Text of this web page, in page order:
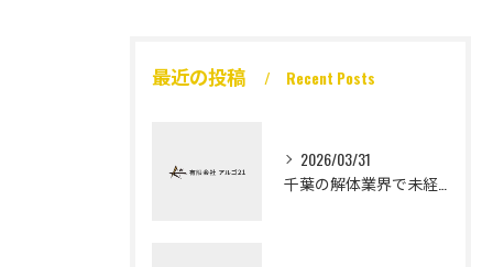
最近の投稿 Recent Posts
2026/03/31